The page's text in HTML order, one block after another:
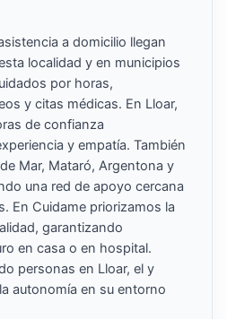
a domicilio llegan
localidad y en municipios
por horas,
y citas médicas. En Lloar,
de confianza
y empatía. También
Mar, Mataró, Argentona y
una red de apoyo cercana
En Cuidame priorizamos la
garantizando
en casa o en hospital.
personas en Lloar, el y
autonomía en su entorno